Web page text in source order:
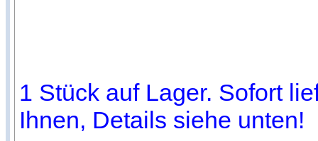
1 Stück auf Lager. Sofort
Ihnen, Details siehe unten!